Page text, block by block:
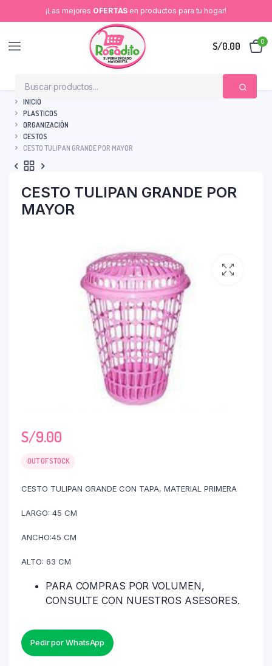
¡Las mejores OFERTAS en productos para tu hogar!
S/0.00 0
INICIO
PLASTICOS
ORGANIZACIÓN
CESTOS
CESTO TULIPAN GRANDE POR MAYOR
CESTO TULIPAN GRANDE POR
MAYOR
S/9.00
OUT OF STOCK
CESTO TULIPAN GRANDE CON TAPA, MATERIAL PRIMERA
LARGO: 45 CM
ANCHO:45 CM
ALTO: 63 CM
PARA COMPRAS POR VOLUMEN,
CONSULTE CON NUESTROS ASESORES.
Pedir por WhatsApp